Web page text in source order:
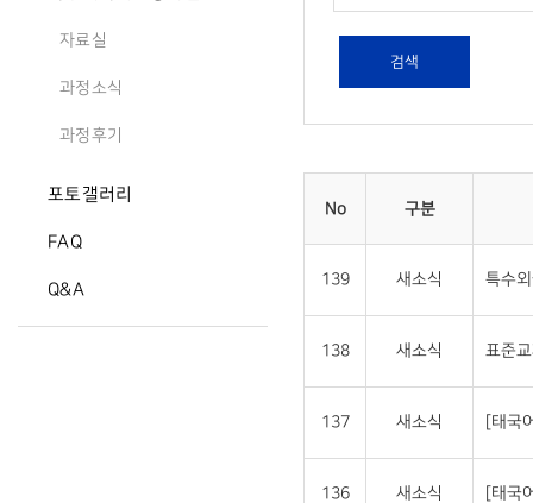
자료실
과정소식
과정후기
포토갤러리
FAQ
Q&A
검색
No 구분
139 새소식 특수
138 새소식 표준
137 새소식 [태국
136 새소식 [태국